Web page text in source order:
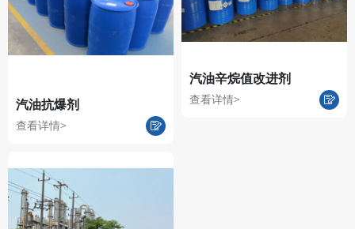
汽油抗爆剂
查看详情>
汽油辛烷值改进剂
查看详情>